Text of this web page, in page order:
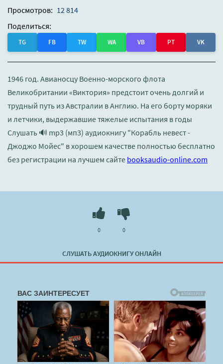
Просмотров: 12 814
Поделиться:
TG FB TW WA VB PT VK
1946 год. Авианосцу Военно-морского флота
Великобритании «Виктория» предстоит очень долгий и
трудный путь из Австралии в Англию. На его борту моряки
и летчики, выдержавшие тяжелые испытания в годы
Слушать 🔊 mp3 (мп3) аудиокнигу "Корабль невест -
Джоджо Мойес" в хорошем качестве полностью бесплатно
без регистрации на лучшем сайте booksaudio-online.com
СЛУШАТЬ АУДИОКНИГУ ОНЛАЙН
0 0